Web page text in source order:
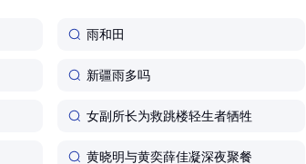
雨和田
新疆雨多吗
女副所长为救跳楼轻生者牺牲
黄晓明与黄奕薛佳凝深夜聚餐